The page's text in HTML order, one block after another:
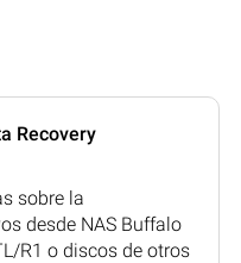
Recovery
sobre la
desde NAS Buffalo
R1 o discos de otros